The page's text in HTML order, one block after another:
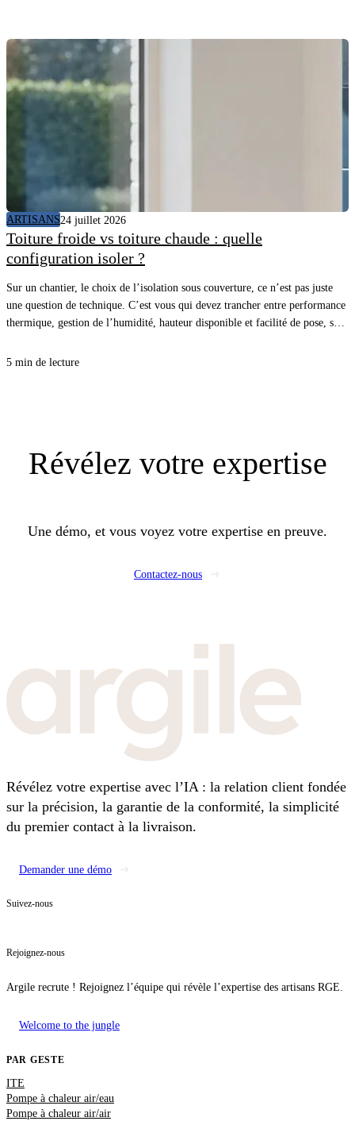
ARTISANS24 juillet 2026
Toiture froide vs toiture chaude : quelle
configuration isoler ?
Sur un chantier, le choix de l’isolation sous couverture, ce n’est pas juste
une question de technique. C’est vous qui devez trancher entre performance
thermique, gestion de l’humidité, hauteur disponible et facilité de pose, sans
d’été comme d’hiver, et vous évitez les désordres qui coûtent cher au retour.
5 min de lecture
Révélez votre expertise
Une démo, et vous voyez votre expertise en preuve.
Contactez-nous
Révélez votre expertise avec l’IA : la relation client fondée
sur la précision, la garantie de la conformité, la simplicité
du premier contact à la livraison.
Demander une démo
Suivez-nous
Rejoignez-nous
Argile recrute ! Rejoignez l’équipe qui révèle l’expertise des artisans RGE.
Welcome to the jungle
PAR GESTE
ITE
Pompe à chaleur air/eau
Pompe à chaleur air/air